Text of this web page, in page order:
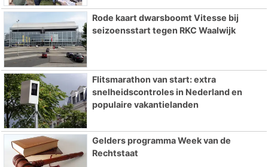
Rode kaart dwarsboomt Vitesse bij
seizoensstart tegen RKC Waalwijk
Flitsmarathon van start: extra
snelheidscontroles in Nederland en
populaire vakantielanden
Gelders programma Week van de
Rechtstaat